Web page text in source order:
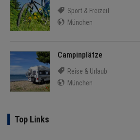
Sport & Freizeit
München
Campinplätze
Reise & Urlaub
München
Top Links